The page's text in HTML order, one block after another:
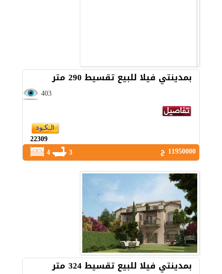
بمدينتي فيلا للبيع تقسيط 290 متر
403
22309
11950000 ج
3
بمدينتي فيلا للبيع تقسيط 324 متر